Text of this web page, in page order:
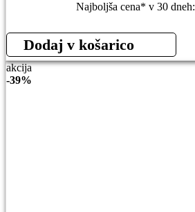
Najboljša cena* v 30 dneh:
Dodaj v košarico
akcija
-39%